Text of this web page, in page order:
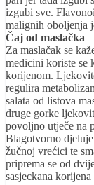
izgubi sve.
malignih oboljenja
Čaj od maslačka
Za maslačak se
medicini koriste se
korijenom.
regulira
salata od listova
druge gorke
povoljno utječe na
Blagotvorno
žučnoj vrećici te
priprema se od
sasjeckana